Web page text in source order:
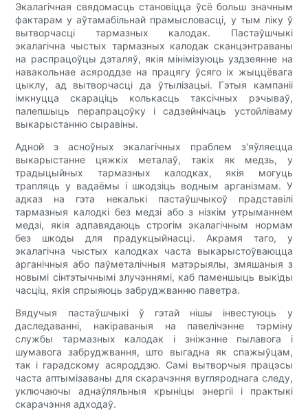
Экалагічная свядомасць становіцца ўсё больш значным
фактарам у аўтамабільнай прамысловасці, у тым ліку ў
вытворчасці тармазных калодак. Пастаўшчыкі
экалагічна чыстых тармазных калодак сканцэнтраваны
на распрацоўцы дэталяў, якія мінімізуюць уздзеянне на
навакольнае асяроддзе на працягу ўсяго іх жыццёвага
цыклу, ад вытворчасці да ўтылізацыі. Гэтыя кампаніі
імкнуцца скараціць колькасць таксічных рэчываў,
палепшыць перапрацоўку і садзейнічаць устойліваму
выкарыстанню сыравіны.
Адной з асноўных экалагічных праблем з'яўляецца
выкарыстанне цяжкіх металаў, такіх як медзь, у
традыцыйных тармазных калодках, якія могуць
трапляць у вадаёмы і шкодзіць водным арганізмам. У
адказ на гэта некалькі пастаўшчыкоў прадставілі
тармазныя калодкі без медзі або з нізкім утрыманнем
медзі, якія адпавядаюць строгім экалагічным нормам
без шкоды для прадукцыйнасці. Акрамя таго, у
экалагічна чыстых калодках часта выкарыстоўваюцца
арганічныя або паўметалічныя матэрыялы, змяшаныя з
новымі сінтэтычнымі злучэннямі, каб паменшыць выкіды
часціц, якія спрыяюць забруджванню паветра.
Вядучыя пастаўшчыкі ў гэтай нішы інвестуюць у
даследаванні, накіраваныя на павелічэнне тэрміну
службы тармазных калодак і зніжэнне пылавога і
шумавога забруджвання, што выгадна як спажыўцам,
так і гарадскому асяроддзю. Самі вытворчыя працэсы
часта аптымізаваны для скарачэння вугляроднага следу,
уключаючы аднаўляльныя крыніцы энергіі і практыкі
скарачэння адходаў.